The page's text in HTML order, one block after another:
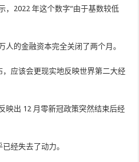
，2022 年这个数字“由于基数较低
人的金融资本完全关闭了两个月。
应该会更现实地反映世界第二大经
映出 12 月零新冠政策突然结束后经
经失去了动力。